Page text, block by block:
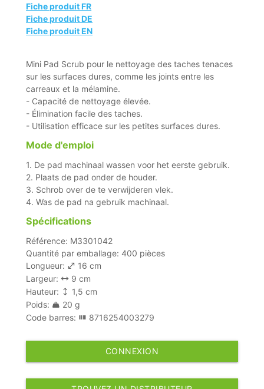
Fiche produit FR
Fiche produit DE
Fiche produit EN
Mini Pad Scrub pour le nettoyage des taches tenaces
sur les surfaces dures, comme les joints entre les
carreaux et la mélamine.
- Capacité de nettoyage élevée.
- Élimination facile des taches.
- Utilisation efficace sur les petites surfaces dures.
Mode d'emploi
1. De pad machinaal wassen voor het eerste gebruik.
2. Plaats de pad onder de houder.
3. Schrob over de te verwijderen vlek.
4. Was de pad na gebruik machinaal.
Spécifications
Référence: M3301042
Quantité par emballage: 400 pièces
Longueur:
16 cm
Largeur:
9 cm
Hauteur:
1,5 cm
Poids:
20 g
Code barres:
8716254003279
CONNEXION